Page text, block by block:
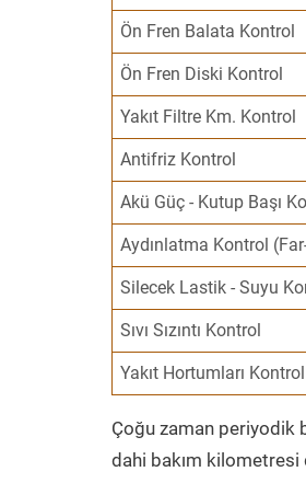
Ön Fren Balata Kontrol
Ön Fren Diski Kontrol
Yakıt Filtre Km. Kontrol
Antifriz Kontrol
Akü Güç - Kutup Başı
Aydınlatma Kontrol
Silecek Lastik - Suyu
Sıvı Sızıntı Kontrol
Yakıt Hortumları Kontrol
Çoğu zaman periyodik
dahi bakım kilometresi